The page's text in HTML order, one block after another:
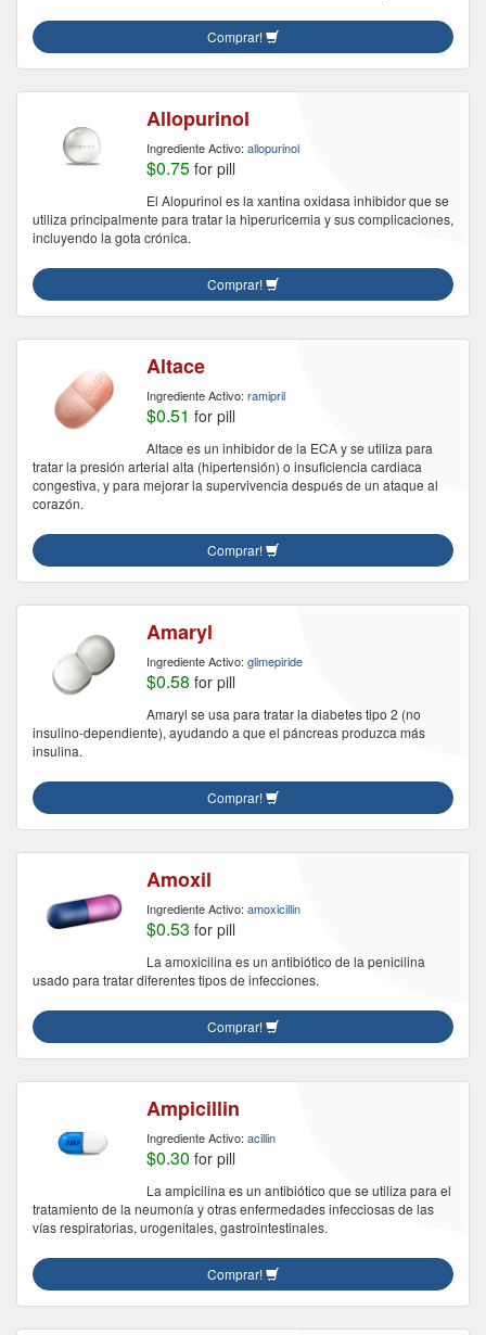
Comprar!
Allopurinol
Ingrediente Activo: allopurinol
$0.75 for pill
El Alopurinol es la xantina oxidasa inhibidor que se
utiliza principalmente para tratar la hiperuricemia y sus complicaciones,
incluyendo la gota crónica.
Comprar!
Altace
Ingrediente Activo: ramipril
$0.51 for pill
Altace es un inhibidor de la ECA y se utiliza para
tratar la presión arterial alta (hipertensión) o insuficiencia cardiaca
congestiva, y para mejorar la supervivencia después de un ataque al
corazón.
Comprar!
Amaryl
Ingrediente Activo: glimepiride
$0.58 for pill
Amaryl se usa para tratar la diabetes tipo 2 (no
insulino-dependiente), ayudando a que el páncreas produzca más
insulina.
Comprar!
Amoxil
Ingrediente Activo: amoxicillin
$0.53 for pill
La amoxicilina es un antibiótico de la penicilina
usado para tratar diferentes tipos de infecciones.
Comprar!
Ampicillin
Ingrediente Activo: acillin
$0.30 for pill
La ampicilina es un antibiótico que se utiliza para el
tratamiento de la neumonía y otras enfermedades infecciosas de las
vías respiratorias, urogenitales, gastrointestinales.
Comprar!